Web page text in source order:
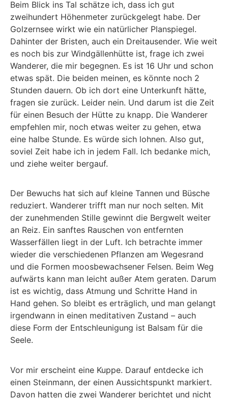
Beim Blick ins Tal schätze ich, dass ich gut
zweihundert Höhenmeter zurückgelegt habe. Der
Golzernsee wirkt wie ein natürlicher Planspiegel.
Dahinter der Bristen, auch ein Dreitausender. Wie weit
es noch bis zur Windgällenhütte ist, frage ich zwei
Wanderer, die mir begegnen. Es ist 16 Uhr und schon
etwas spät. Die beiden meinen, es könnte noch 2
Stunden dauern. Ob ich dort eine Unterkunft hätte,
fragen sie zurück. Leider nein. Und darum ist die Zeit
für einen Besuch der Hütte zu knapp. Die Wanderer
empfehlen mir, noch etwas weiter zu gehen, etwa
eine halbe Stunde. Es würde sich lohnen. Also gut,
soviel Zeit habe ich in jedem Fall. Ich bedanke mich,
und ziehe weiter bergauf.
Der Bewuchs hat sich auf kleine Tannen und Büsche
reduziert. Wanderer trifft man nur noch selten. Mit
der zunehmenden Stille gewinnt die Bergwelt weiter
an Reiz. Ein sanftes Rauschen von entfernten
Wasserfällen liegt in der Luft. Ich betrachte immer
wieder die verschiedenen Pflanzen am Wegesrand
und die Formen moosbewachsener Felsen. Beim Weg
aufwärts kann man leicht außer Atem geraten. Darum
ist es wichtig, dass Atmung und Schritte Hand in
Hand gehen. So bleibt es erträglich, und man gelangt
irgendwann in einen meditativen Zustand – auch
diese Form der Entschleunigung ist Balsam für die
Seele.
Vor mir erscheint eine Kuppe. Darauf entdecke ich
einen Steinmann, der einen Aussichtspunkt markiert.
Davon hatten die zwei Wanderer berichtet und nicht